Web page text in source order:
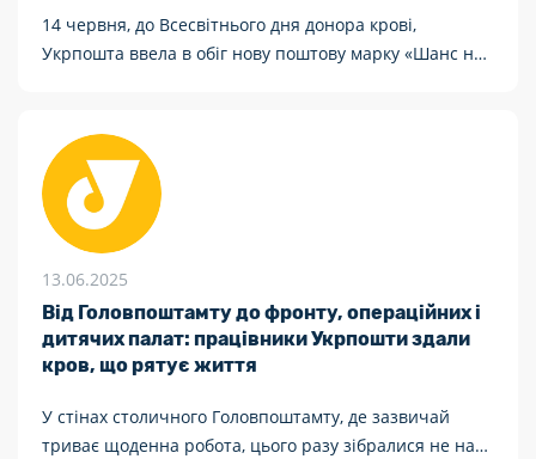
14 червня, до Всесвітнього дня донора крові,
Укрпошта ввела в обіг нову поштову марку «Шанс на
донору, кожному медику, кожному волонтеру.
13.06.2025
Від Головпоштамту до фронту, операційних і
дитячих палат: працівники Укрпошти здали
кров, що рятує життя
У стінах столичного Головпоштамту, де зазвичай
триває щоденна робота, цього разу зібралися не на